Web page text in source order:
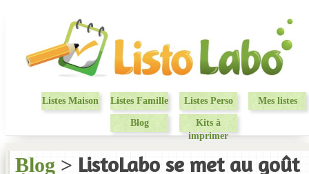
Listes Maison Listes Famille Listes Perso Mes listes
Blog
Kits à
imprimer
Blog > ListoLabo se met au goût